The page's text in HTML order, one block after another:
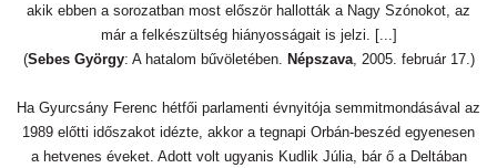
akik ebben a sorozatban most először hallották a Nagy Szónokot, az
már a felkészültség hiányosságait is jelzi. [...]
(Sebes György: A hatalom bűvöletében. Népszava, 2005. február 17.)
Ha Gyurcsány Ferenc hétfői parlamenti évnyitója semmitmondásával az
1989 előtti időszakot idézte, akkor a tegnapi Orbán-beszéd egyenesen
a hetvenes éveket. Adott volt ugyanis Kudlik Júlia, bár ő a Deltában